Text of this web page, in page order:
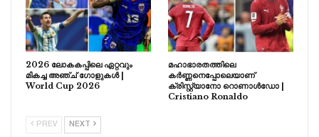
2026 ലോകകപ്പിലെ ഏറ്റവും
മികച്ച അഞ്ച് ഗോളുകൾ |
World Cup 2026
മഹാഭാരതത്തിലെ
കർണ്ണനെപ്പോലെയാണ്
ക്രിസ്റ്റ്യാനോ റൊണാൾഡോ |
Cristiano Ronaldo
PREV NEXT